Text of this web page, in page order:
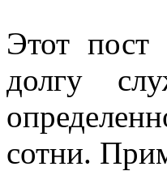
Этот пост
долгу
сотни.